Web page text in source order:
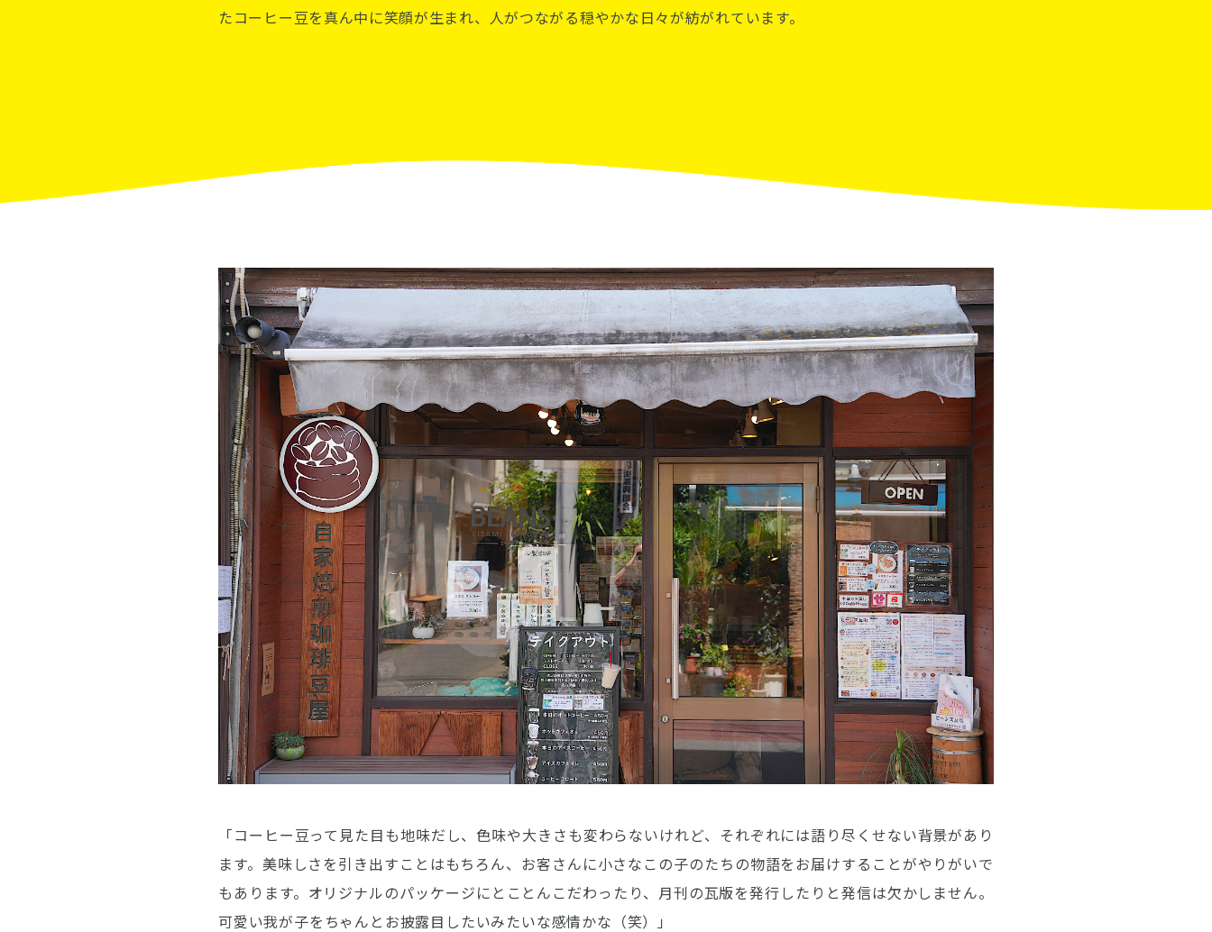
たコーヒー豆を真ん中に笑顔が生まれ、人がつながる穏やかな日々が紡がれています。
「コーヒー豆って見た目も地味だし、色味や大きさも変わらないけれど、それぞれには語り尽くせない背景があり
ます。美味しさを引き出すことはもちろん、お客さんに小さなこの子のたちの物語をお届けすることがやりがいで
もあります。オリジナルのパッケージにとことんこだわったり、月刊の瓦版を発行したりと発信は欠かしません。
可愛い我が子をちゃんとお披露目したいみたいな感情かな（笑）」